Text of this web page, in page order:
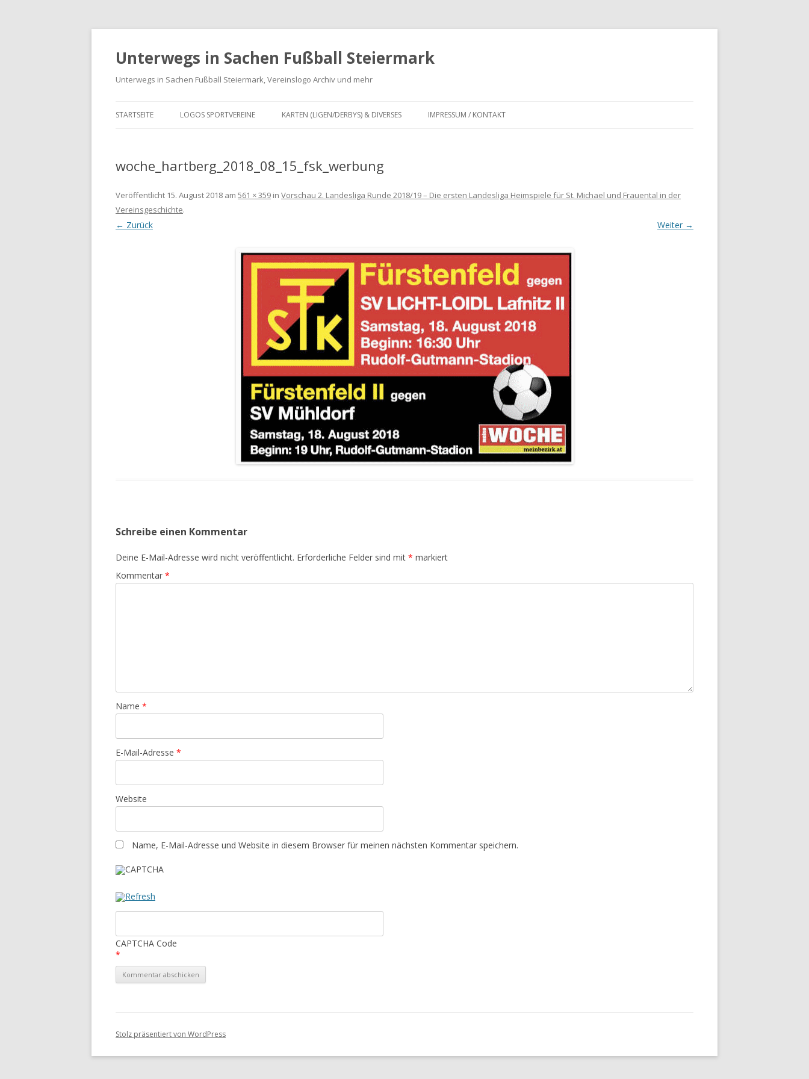
Unterwegs in Sachen Fußball Steiermark
Unterwegs in Sachen Fußball Steiermark, Vereinslogo Archiv und mehr
STARTSEITE LOGOS SPORTVEREINE
LOGOS BUNDESLIGA UND ZWEITE
INTERNATIONALE LOGOS FÜR
FREUNDSCHAFTSSPIELE
KARTEN (LIGEN/DERBYS) & DIVERSES
UND UNTERLIGA SOWIE
N DER STEIERMARK
FUSSBALLVEREINE DER S
TEIERMARK
IMPRESSUM / KONTAKT
woche_hartberg_2018_08_15_fsk_werbung
Veröffentlicht 15. August 2018 am 561 × 359 in Vorschau 2. Landesliga Runde 2018/19 – Die ersten Landesliga Heimspiele für St. Michael und Frauental in der
Vereinsgeschichte.
← Zurück Weiter →
Schreibe einen Kommentar
Deine E-Mail-Adresse wird nicht veröffentlicht. Erforderliche Felder sind mit * markiert
Kommentar *
Name *
E-Mail-Adresse *
Website
Name, E-Mail-Adresse und Website in diesem Browser für meinen nächsten Kommentar speichern.
CAPTCHA Code
*
Stolz präsentiert von WordPress